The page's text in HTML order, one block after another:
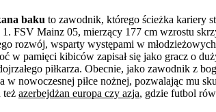
baku to zawodnik, którego ścieżka kariery
FSV Mainz 05, mierzący 177 cm wzrostu
rozwój, wsparty występami w
w pamięci kibiców zapisał się jako gracz o
piłkarza. Obecnie, jako zawodnik z
nowoczesnej piłce nożnej, pozwalając mu
też azerbejdżan europa czy azja, gdzie futbol